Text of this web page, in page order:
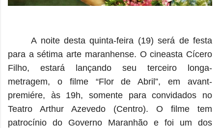
A noite desta quinta-feira (19) será de festa
para a sétima arte maranhense. O cineasta Cícero
Filho, estará lançando seu terceiro longa-
metragem, o filme “Flor de Abril”, em avant-
premiére, às 19h, somente para convidados no
Teatro Arthur Azevedo (Centro). O filme tem
patrocínio do Governo Maranhão e foi um dos